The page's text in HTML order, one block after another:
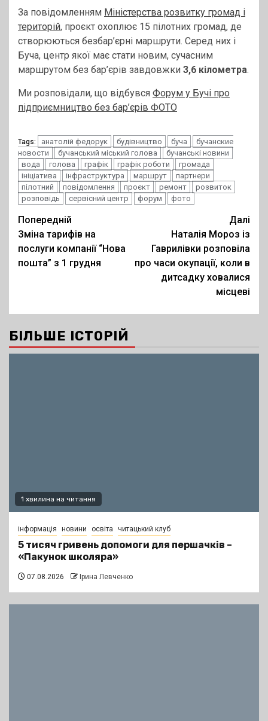
За повідомленням Міністерства розвитку громад і
територій, проєкт охоплює 15 пілотних громад, де
створюються безбар’єрні маршрути. Серед них і
Буча, центр якої має стати новим, сучасним
маршрутом без бар’єрів завдовжки 3,6 кілометра.
Ми розповідали, що відбувся Форум у Бучі про
підприємництво без бар’єрів ФОТО
Tags: анатолій федорук будівництво буча
бучанские
новости
бучанський міський голова
бучанські новини
вода
голова графік графік роботи
громада
ініціатива
інфраструктура маршрут
партнери
пілотний
повідомлення проєкт ремонт
розвиток
розповідь
сервісний центр форум фото
Post
navigation
Попередній
Зміна тарифів на
послуги компанії “Нова
пошта” з 1 грудня
Далі
Наталія Мороз із
Гаврилівки розповіла
про часи окупації, коли в
дитсадку ховалися
місцеві
БІЛЬШЕ ІСТОРІЙ
1 хвилина на читання
інформація новини освіта читацький клуб
5 тисяч гривень допомоги для першачків –
«Пакунок школяра»
07.08.2026 Ірина Левченко